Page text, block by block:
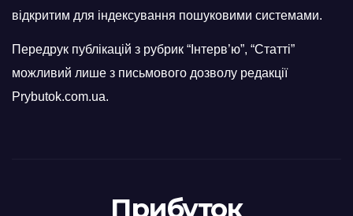
відкритим для індексування пошуковими системами.
Передрук публікацій з рубрик “Інтерв’ю”, “Статті”
можливий лише з письмового дозволу редакції
Prybutok.com.ua.
Прибуток